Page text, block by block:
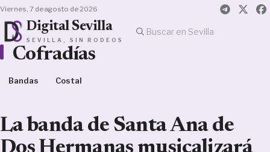
viernes, 7 de agosto de 2026
Digital Sevilla
SEVILLA, SIN RODEOS
Cofradías
Bandas Costal
La banda de Santa Ana de